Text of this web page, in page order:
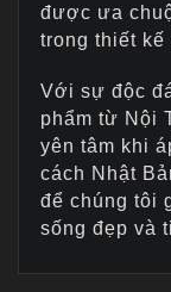
được ưa
trong thiết kế
Với sự độc
phẩm từ Nội
yên tâm khi
cách Nhật
để chúng tôi
sống đẹp và